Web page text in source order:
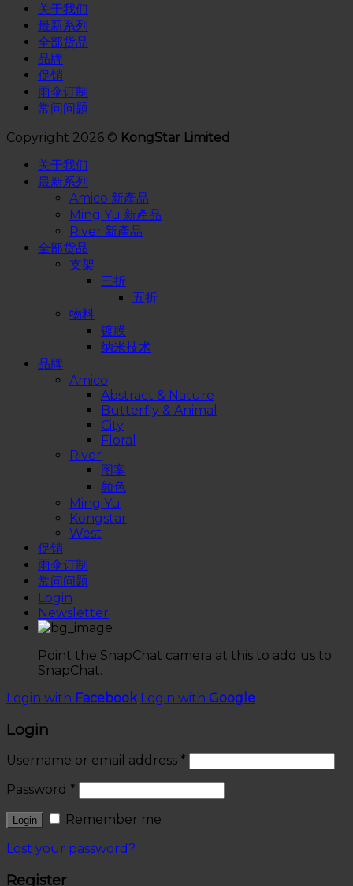
关于我们
最新系列
全部货品
品牌
促销
雨伞订制
常问问题
Copyright 2026 © KongStar Limited
关于我们
最新系列
Amico 新產品
Ming Yu 新產品
River 新產品
全部货品
支架
三折
五折
物料
镀膜
纳米技术
品牌
Amico
Abstract & Nature
Butterfly & Animal
City
Floral
River
图案
颜色
Ming Yu
Kongstar
West
促销
雨伞订制
常问问题
Login
Newsletter
Point the SnapChat camera at this to add us to
SnapChat.
Login with Facebook Login with Google
Login
Username or email address *
Password *
Remember me
Lost your password?
Register